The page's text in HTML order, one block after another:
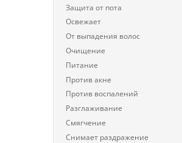
Защита от пота
Освежает
От выпадения волос
Очищение
Питание
Против акне
Против воспалений
Разглаживание
Смягчение
Снимает раздражение